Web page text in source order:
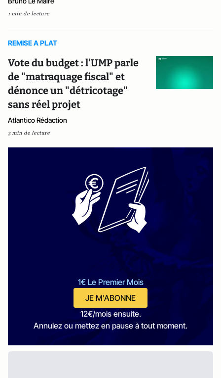
1 min de lecture
REMISE A PLAT
Vote du budget : l'UMP parle
de "matraquage fiscal" et
dénonce un "détricotage"
sans réel projet
Atlantico Rédaction
3 min de lecture
1€ Le Premier Mois
JE M'ABONNE
12€/mois ensuite.
Annulez ou mettez en pause à tout moment.